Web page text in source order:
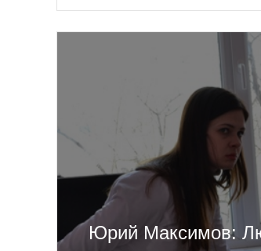
Юрий Максимов: